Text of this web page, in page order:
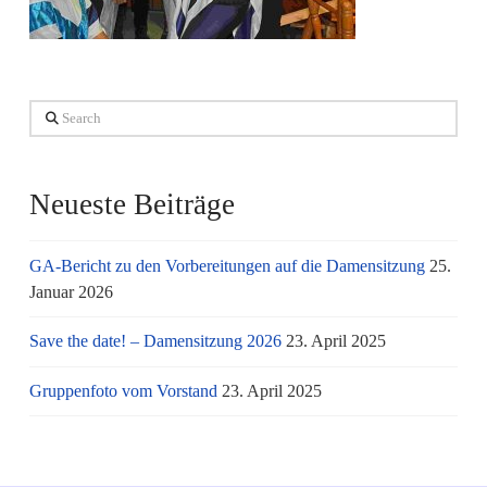
Search
Neueste Beiträge
GA-Bericht zu den Vorbereitungen auf die Damensitzung 25.
Januar 2026
Save the date! – Damensitzung 2026 23. April 2025
Gruppenfoto vom Vorstand 23. April 2025